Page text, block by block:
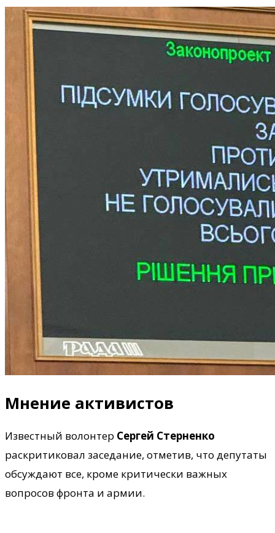
Мнение активистов
Известный волонтер Сергей Стерненко
раскритиковал заседание, отметив, что депутаты
обсуждают все, кроме критически важных
вопросов фронта и армии.